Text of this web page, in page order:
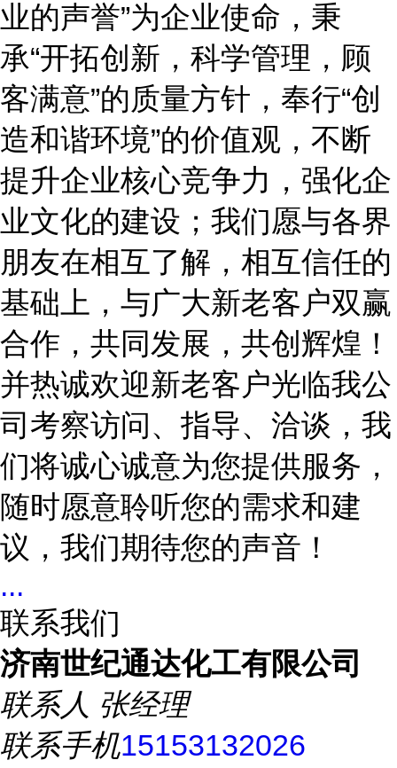
业的声誉”为企业使命，秉
承“开拓创新，科学管理，顾
客满意”的质量方针，奉行“创
造和谐环境”的价值观，不断
提升企业核心竞争力，强化企
业文化的建设；我们愿与各界
朋友在相互了解，相互信任的
基础上，与广大新老客户双赢
合作，共同发展，共创辉煌！
并热诚欢迎新老客户光临我公
司考察访问、指导、洽谈，我
们将诚心诚意为您提供服务，
随时愿意聆听您的需求和建
议，我们期待您的声音！
...
联系我们
济南世纪通达化工有限公司
联系人 张经理
联系手机15153132026